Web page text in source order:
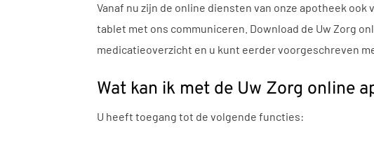
Vanaf nu zijn de online diensten van onze apotheek ook
tablet met ons communiceren. Download de Uw Zorg
medicatieoverzicht en u kunt eerder voorgeschreven
Wat kan ik met de Uw Zorg online
U heeft toegang tot de volgende functies: